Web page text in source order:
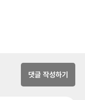
댓글 작성하기